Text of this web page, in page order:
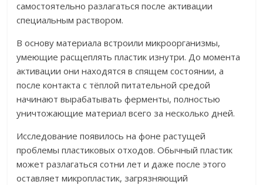
самостоятельно разлагаться после активации
специальным раствором.
В основу материала встроили микроорганизмы,
умеющие расщеплять пластик изнутри. До момента
активации они находятся в спящем состоянии, а
после контакта с тёплой питательной средой
начинают вырабатывать ферменты, полностью
уничтожающие материал всего за несколько дней.
Исследование появилось на фоне растущей
проблемы пластиковых отходов. Обычный пластик
может разлагаться сотни лет и даже после этого
оставляет микропластик, загрязняющий